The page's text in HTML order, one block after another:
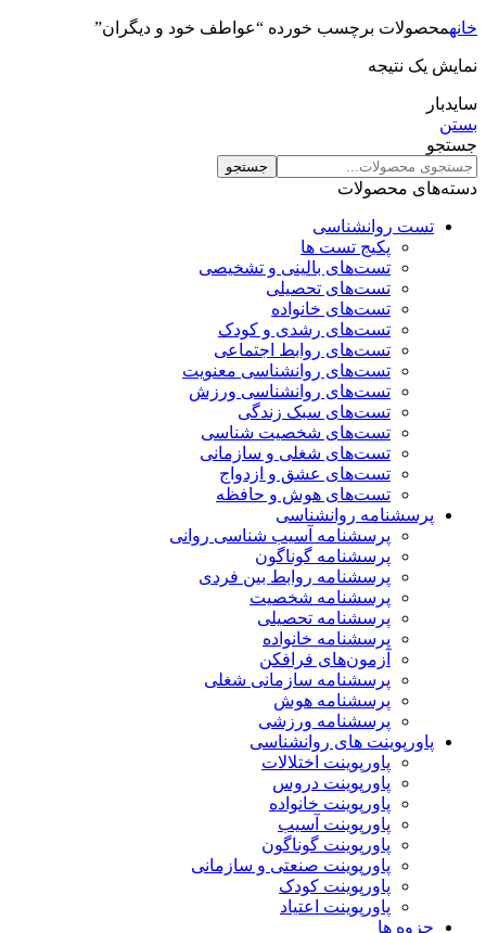
خانهمحصولات برچسب خورده “عواطف خود و دیگران”
نمایش یک نتیجه
سایدبار
بستن
جستجو
جستجو
دسته‌های محصولات
تست روانشناسی
پکیج تست ها
تست‌های بالینی و تشخیصی
تست‌های تحصیلی
تست‌های خانواده
تست‌های رشدی و کودک
تست‌های روابط اجتماعی
تست‌های روانشناسی معنویت
تست‌های روانشناسی ورزش
تست‌های سبک زندگی
تست‌های شخصیت شناسی
تست‌های شغلی و سازمانی
تست‌های عشق و ازدواج
تست‌های هوش و حافظه
پرسشنامه روانشناسی
پرسشنامه آسیب شناسی روانی
پرسشنامه گوناگون
پرسشنامه روابط بین فردی
پرسشنامه شخصیت
پرسشنامه تحصیلی
پرسشنامه خانواده
آزمون‌های فرافکن
پرسشنامه سازمانی شغلی
پرسشنامه هوش
پرسشنامه ورزشی
پاورپوینت های روانشناسی
پاورپوینت اختلالات
پاورپوینت دروس
پاورپوینت خانواده
پاورپوینت آسیب
پاورپوینت گوناگون
پاورپوینت صنعتی و سازمانی
پاورپوینت کودک
پاورپوینت اعتیاد
جزوه ها